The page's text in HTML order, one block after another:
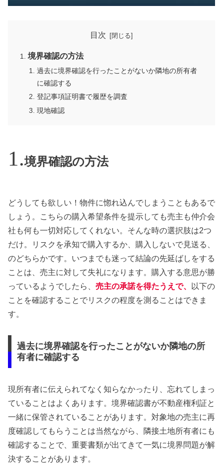
目次
境界確認の方法
過去に境界確認を行ったことがないか隣地の所有者
に確認する
登記事項証明書で履歴を調査
現地確認
境界確認の方法
どうしても欲しい！物件に惚れ込んでしまうこともあるで
しょう。こちらの購入希望条件を提示しても売主も仲介会
社も何も一切対応してくれない。そんな時の選択肢は2つ
だけ。リスクを承知で購入するか、購入しないで見送る、
のどちらかです。いつまでも迷って結論の先延ばしをする
ことは、売主に対して失礼になります。購入する意思が勝
っているようでしたら、 売主の承諾を得たうえで、
以下の
ことを確認することでリスクの程度を測ることはできま
す。
過去に境界確認を行ったことがないか隣地の所
有者に確認する
現所有者に伝えられてなく知らなかったり、忘れてしまっ
ていることはよくあります。境界確認書が不動産権利証と
一緒に保管されていることがあります。対象地の売主に再
度確認してもらうことは当然ながら、隣接土地所有者にも
確認することで、重要書類が出てきて一気に境界問題が解
決することがあります。